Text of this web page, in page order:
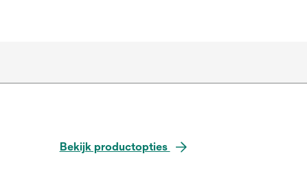
Bekijk productopties